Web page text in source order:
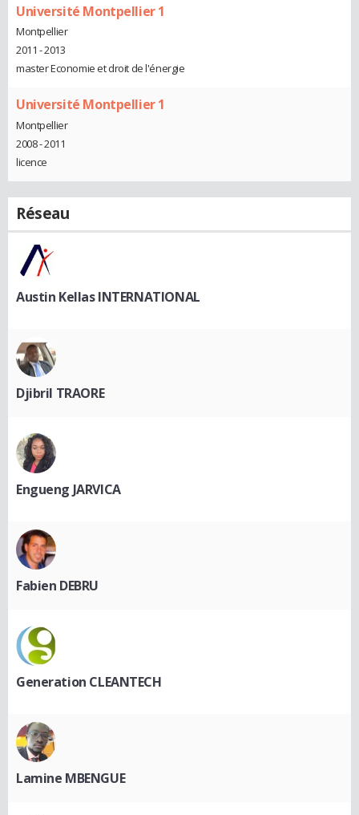
Université Montpellier 1
Montpellier
2011 - 2013
master Economie et droit de l'énergie
Université Montpellier 1
Montpellier
2008 - 2011
licence
Réseau
Austin Kellas INTERNATIONAL
Djibril TRAORE
Engueng JARVICA
Fabien DEBRU
Generation CLEANTECH
Lamine MBENGUE